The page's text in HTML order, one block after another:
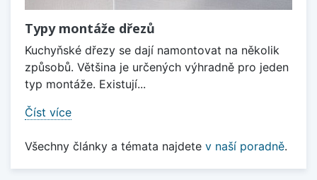
Typy montáže dřezů
Kuchyňské dřezy se dají namontovat na několik
způsobů. Většina je určených výhradně pro jeden
typ montáže. Existují...
Číst více
Všechny články a témata najdete v naší poradně.